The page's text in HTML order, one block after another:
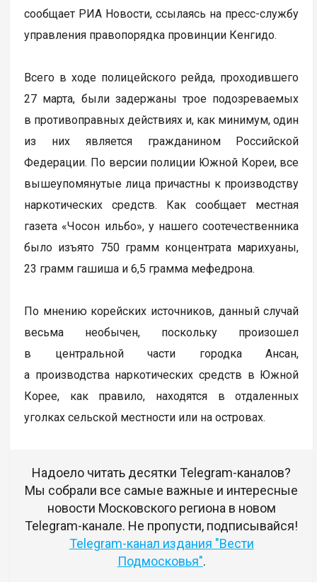
сообщает РИА Новости, ссылаясь на пресс-службу
управления правопорядка провинции Кенгидо.
Всего в ходе полицейского рейда, проходившего
27 марта, были задержаны трое подозреваемых
в противоправных действиях и, как минимум, один
из них является гражданином Российской
Федерации. По версии полиции Южной Кореи, все
вышеупомянутые лица причастны к производству
наркотических средств. Как сообщает местная
газета «Чосон ильбо», у нашего соотечественника
было изъято 750 грамм концентрата марихуаны,
23 грамм гашиша и 6,5 грамма мефедрона.
По мнению корейских источников, данный случай
весьма необычен, поскольку произошел
в центральной части городка Ансан,
а производства наркотических средств в Южной
Корее, как правило, находятся в отдаленных
уголках сельской местности или на островах.
Надоело читать десятки Telegram-каналов?
Мы собрали все самые важные и интересные
новости Московского региона в новом
Telegram-канале. Не пропусти, подписывайся!
Telegram-канал издания "Вести
Подмосковья".